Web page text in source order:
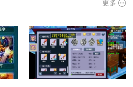
更多